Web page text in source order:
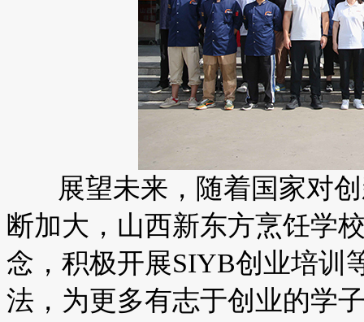
展望未来，随着国家对创
断加大，山西新东方烹饪学
念，积极开展SIYB创业培训
法，为更多有志于创业的学